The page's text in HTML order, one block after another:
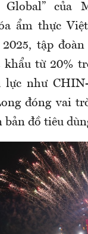
của
ẩm thực
tập
khẩu từ 20%
lực như
đóng vai
đồ tiêu